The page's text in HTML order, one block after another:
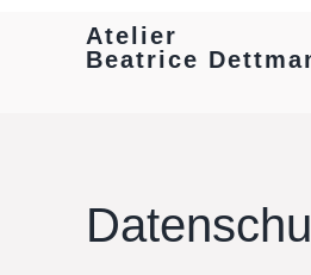
Atelier
Beatrice